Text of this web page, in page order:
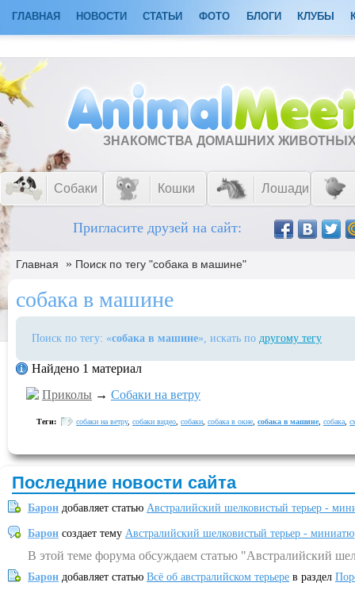
ГЛАВНАЯ НОВОСТИ СТАТЬИ ФОТО БЛОГИ КЛУБЫ
ЗНАКОМСТВА ДОМАШНИХ
Собаки Кошки Лошади
Пригласите друзей на сайт:
Главная » Поиск по тегу "собака в машине"
собака в машине
Поиск по тегу: «собака в машине», искать по другому тегу
Найдено 1 материал
Приколы → Собаки на ветру
Теги: собаки на ветру, собаки видео собаки собака в окне собака в машине собака
Последние новости сайта
Барон добавляет статью Австралийский шелковистый терьер -
Барон создает тему Австралийский шелковистый терьер -
В этой теме форума обсуждаем статью "Австралийский
Барон добавляет статью Всё об австралийском терьере в раздел